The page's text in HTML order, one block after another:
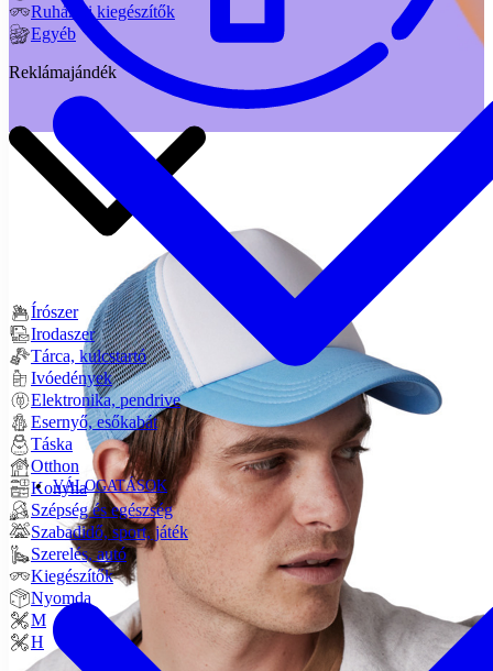
VÁLOGATÁSOK
Ruházati kiegészítők
Egyéb
Reklámajándék
Írószer
Irodaszer
Tárca, kulcstartó
Ivóedények
Elektronika, pendrive
Esernyő, esőkabát
Táska
Otthon
Konyha
Szépség és egészség
Szabadidő, sport, játék
Szerelés, autó
Kiegészítők
Nyomda
M
H